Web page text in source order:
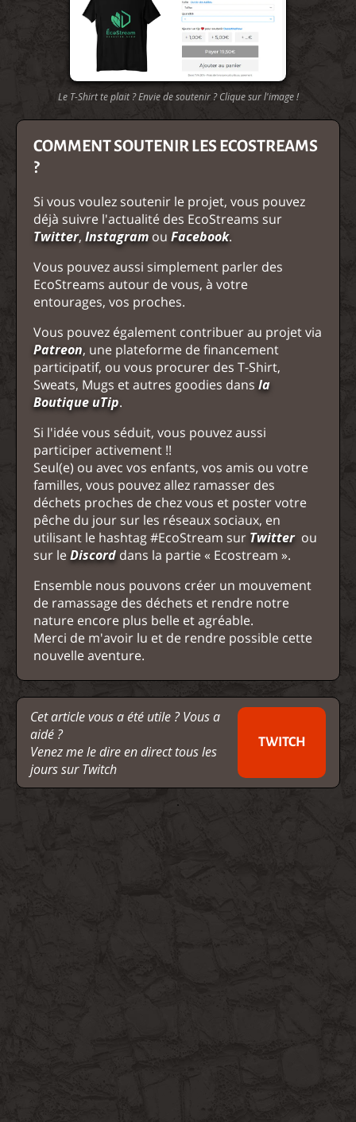
Le T-Shirt te plait ? Envie de soutenir ? Clique sur l'image !
COMMENT SOUTENIR LES ECOSTREAMS
?
Si vous voulez soutenir le projet, vous pouvez
déjà suivre l'actualité des EcoStreams sur
Twitter, Instagram ou Facebook.
Vous pouvez aussi simplement parler des
EcoStreams autour de vous, à votre
entourages, vos proches.
Vous pouvez également contribuer au projet via
Patreon, une plateforme de financement
participatif, ou vous procurer des T-Shirt,
Sweats, Mugs et autres goodies dans la
Boutique uTip.
Si l'idée vous séduit, vous pouvez aussi
participer activement !!
Seul(e) ou avec vos enfants, vos amis ou votre
familles, vous pouvez allez ramasser des
déchets proches de chez vous et poster votre
pêche du jour sur les réseaux sociaux, en
utilisant le hashtag #EcoStream sur Twitterou
sur leDiscord dans la partie « Ecostream ».
Ensemble nous pouvons créer un mouvement
de ramassage des déchets et rendre notre
nature encore plus belle et agréable.
Merci de m'avoir lu et de rendre possible cette
nouvelle aventure.
Cet article vous a été utile ? Vous a
aidé ?
Venez me le dire en direct tous les
jours sur Twitch
TWITCH